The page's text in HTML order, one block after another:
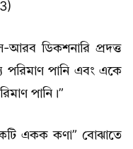
আরব ডিকশনারি প্রদত্ত
পরিমাণ পানি এবং একে
পানি।”
একক কণা” বোঝাতে